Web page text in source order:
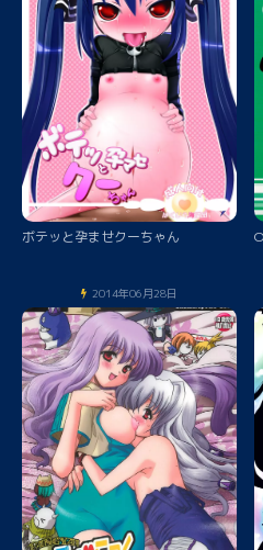
ボテッと孕ませクーちゃん
2014年06月28日